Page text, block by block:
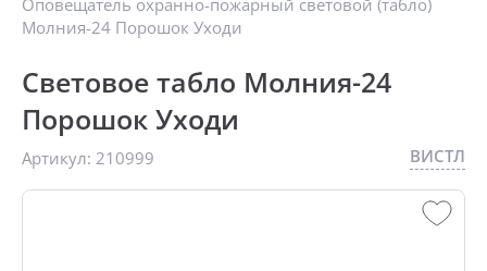
Оповещатель охранно-пожарный световой (табло)
Молния-24 Порошок Уходи
Световое табло Молния-24
Порошок Уходи
Артикул: 210999 ВИСТЛ